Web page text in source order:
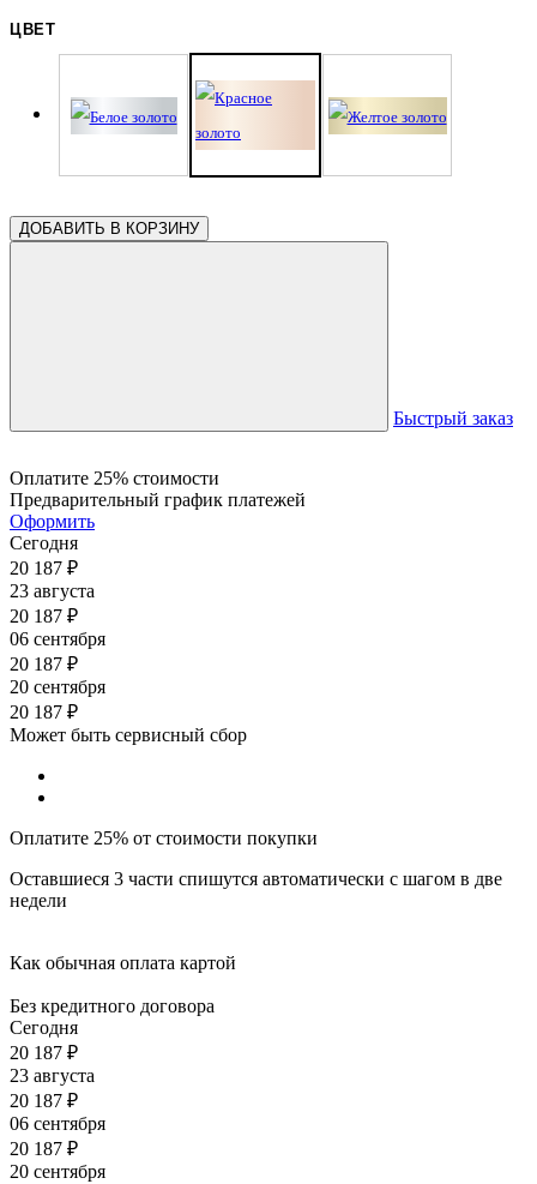
ЦВЕТ
ДОБАВИТЬ В КОРЗИНУ
Быстрый заказ
Оплатите 25% стоимости
Предварительный график платежей
Оформить
Сегодня
20 187 ₽
23 августа
20 187 ₽
06 сентября
20 187 ₽
20 сентября
20 187 ₽
Может быть сервисный сбор
Оплатите 25% от стоимости покупки
Оставшиеся 3 части спишутся автоматически с шагом в две
недели
Как обычная оплата картой
Без кредитного договора
Сегодня
20 187 ₽
23 августа
20 187 ₽
06 сентября
20 187 ₽
20 сентября